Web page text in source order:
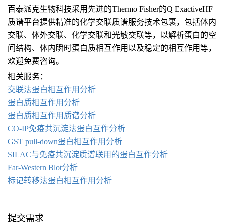
百泰派克生物科技采用先进的Thermo Fisher的Q ExactiveHF
质谱平台提供精准的化学交联质谱服务技术包裹，包括体内
交联、体外交联、化学交联和光敏交联等，以解析蛋白的空
间结构、体内瞬时蛋白质相互作用以及稳定的相互作用等，
欢迎免费咨询。
相关服务：
交联法蛋白相互作用分析
蛋白质相互作用分析
蛋白质相互作用质谱分析
CO-IP免疫共沉淀法蛋白互作分析
GST pull-down蛋白相互作用分析
SILAC与免疫共沉淀质谱联用的蛋白互作分析
Far-Western Blot分析
标记转移法蛋白相互作用分析
提交需求